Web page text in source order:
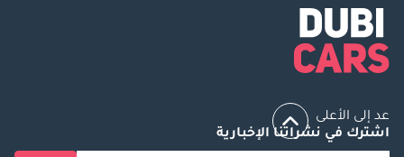
عد إلى الأعلى
اشترك في نشراتنا الإخبارية